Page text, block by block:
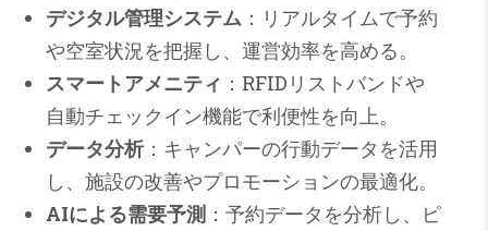
デジタル管理システム：リアルタイムで予約
や空室状況を把握し、運営効率を高める。
スマートアメニティ ：RFIDリストバンドや
自動チェックイン機能で利便性を向上。
データ分析：キャンパーの行動データを活用
し、施設の改善やプロモーションの最適化。
AIによる需要予測：予約データを分析し、ピ